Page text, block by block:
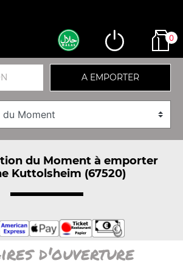
0
A EMPORTER
du Moment à emporter
Kuttolsheim (67520)
d'ouverture